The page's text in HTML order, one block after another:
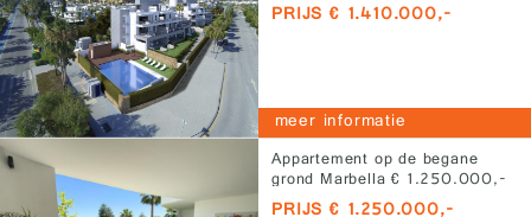
PRIJS € 1.410.000,-
meer informatie
Appartement op de begane
grond Marbella € 1.250.000,-